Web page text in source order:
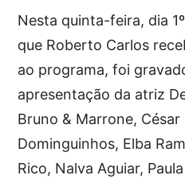
Nesta quinta-feira, dia
que Roberto Carlos
ao programa, foi
apresentação da atriz
Bruno & Marrone,
Dominguinhos, Elba
Rico, Nalva Aguiar,